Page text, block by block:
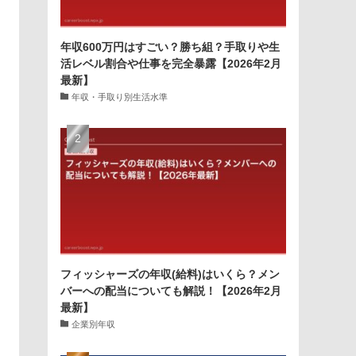
年収600万円はすごい？勝ち組？手取りや生
活レベル割合や仕事を完全暴露【2026年2月
最新】
年収・手取り別生活水準
フィッシャーズの年収(給料)はいくら？メン
バーへの配当についても解説！【2026年2月
最新】
企業別年収